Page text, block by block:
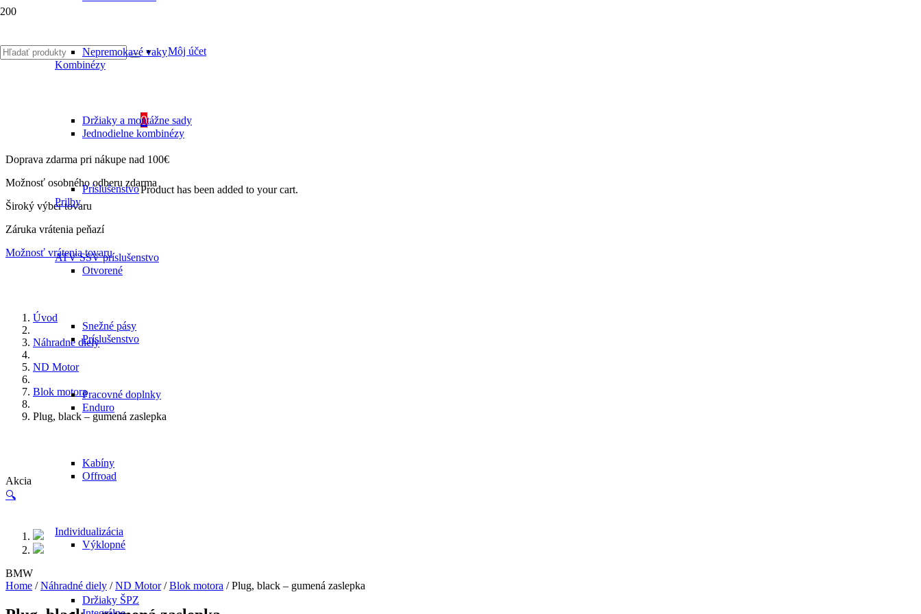
Môj účet
0
Product has been added to your cart.
Kombinézy
Jednodielne kombinézy
Prilby
Otvorené
Príslušenstvo
Enduro
Offroad
Výklopné
Nepremokavé vaky
Držiaky a montážne sady
Príslušenstvo
ATV SSV príslušenstvo
Snežné pásy
Pracovné doplnky
Kabíny
Individualizácia
Držiaky ŠPZ
Doprava zdarma pri nákupe nad 100€
Možnosť osobného odberu zdarma
Široký výber tovaru
Záruka vrátenia peňazí
Možnosť vrátenia tovaru
Úvod
Náhradné diely
ND Motor
Blok motora
Plug, black – gumená zaslepka
Akcia
🔍
BMW
Home /Náhradné diely /ND Motor/Blok motora / Plug, black – gumená zaslepka